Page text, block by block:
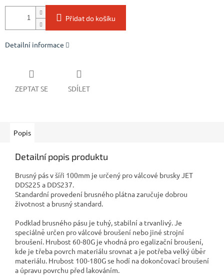
Přidat do košíku
Detailní informace
ZEPTAT SE SDÍLET
Popis
Detailní popis produktu
Brusný pás v šíři 100mm je určený pro válcové brusky JET
DDS225 a DDS237.
Standardní provedení brusného plátna zaručuje dobrou
životnost a brusný standard.
Podklad brusného pásu je tuhý, stabilní a trvanlivý. Je
speciálně určen pro válcové broušení nebo jiné strojní
broušení. Hrubost 60-80G je vhodná pro egalizační broušení,
kde je třeba povrch materiálu srovnat a je potřeba velký úběr
materiálu. Hrubost 100-180G se hodí na dokončovací broušení
a úpravu povrchu před lakováním.